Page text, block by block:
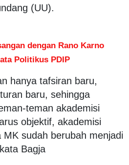
(UU).
dengan Rano Karno
Politikus PDIP
hanya tafsiran baru,
baru, sehingga
teman akademisi
objektif, akademisi
MK sudah berubah menjadi
Bagja